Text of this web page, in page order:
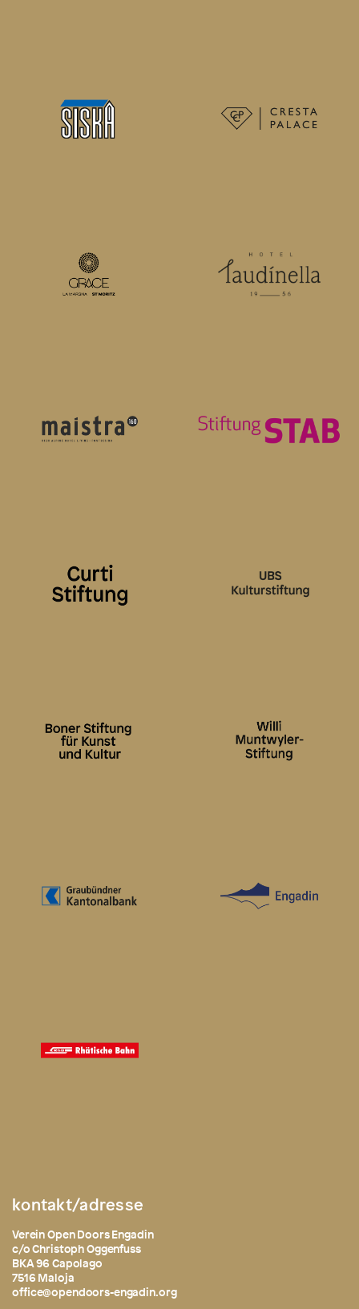
kontakt/adresse
Verein Open Doors Engadin
c/o Christoph Oggenfuss
BKA 96 Capolago
7516 Maloja
office@opendoors-engadin.org